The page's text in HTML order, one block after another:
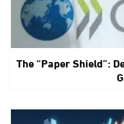
The “Paper Shield”: